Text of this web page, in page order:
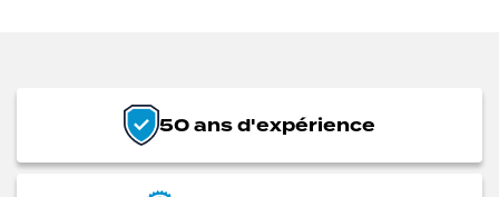
50 ans d'expérience